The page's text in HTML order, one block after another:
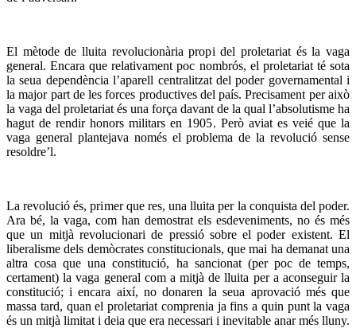
El mètode de lluita revolucionària propi del proletariat és la vaga
general. Encara que relativament poc nombrós, el proletariat té sota
la seua dependència l’aparell centralitzat del poder governamental i
la major part de les forces productives del país. Precisament per això
la vaga del proletariat és una força davant de la qual l’absolutisme ha
hagut de rendir honors militars en 1905. Però aviat es veié que la
vaga general plantejava només el problema de la revolució sense
resoldre’l.
La revolució és, primer que res, una lluita per la conquista del poder.
Ara bé, la vaga, com han demostrat els esdeveniments, no és més
que un mitjà revolucionari de pressió sobre el poder existent. El
liberalisme dels demòcrates constitucionals, que mai ha demanat una
altra cosa que una constitució, ha sancionat (per poc de temps,
certament) la vaga general com a mitjà de lluita per a aconseguir la
constitució; i encara així, no donaren la seua aprovació més que
massa tard, quan el proletariat comprenia ja fins a quin punt la vaga
és un mitjà limitat i deia que era necessari i inevitable anar més lluny.